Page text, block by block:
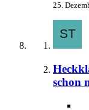
25.
schon